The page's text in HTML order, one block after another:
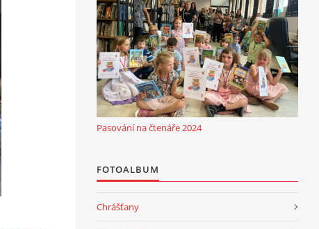
Pasování na čtenáře 2024
FOTOALBUM
Chrášťany